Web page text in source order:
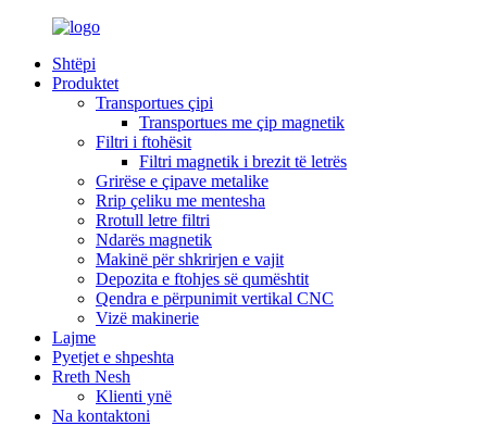
Shtëpi
Produktet
Transportues çipi
Transportues me çip magnetik
Filtri i ftohësit
Filtri magnetik i brezit të letrës
Grirëse e çipave metalike
Rrip çeliku me mentesha
Rrotull letre filtri
Ndarës magnetik
Makinë për shkrirjen e vajit
Depozita e ftohjes së qumështit
Qendra e përpunimit vertikal CNC
Vizë makinerie
Lajme
Pyetjet e shpeshta
Rreth Nesh
Klienti ynë
Na kontaktoni